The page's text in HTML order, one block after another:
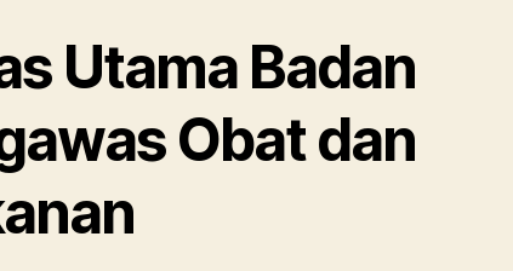
Utama Badan
Obat dan